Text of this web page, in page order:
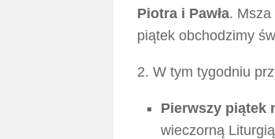
Piotra i Pawła.
piątek obchodzimy
2. W tym tygodniu
Pierwszy piątek
wieczorną